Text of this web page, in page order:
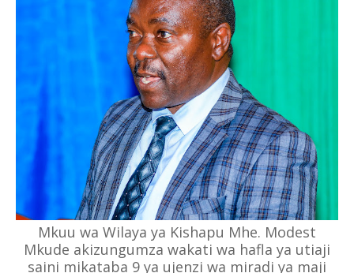
Mkuu wa Wilaya ya Kishapu Mhe. Modest
Mkude akizungumza wakati wa hafla ya utiaji
saini mikataba 9 ya ujenzi wa miradi ya maji